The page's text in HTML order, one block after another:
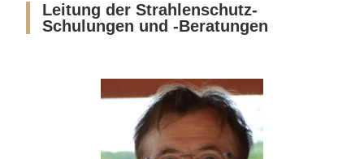
Leitung der Strahlenschutz-
Schulungen und -Beratungen